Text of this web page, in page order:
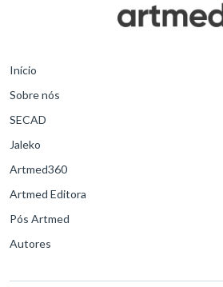
Início
Sobre nós
SECAD
Jaleko
Artmed360
Artmed Editora
Pós Artmed
Autores